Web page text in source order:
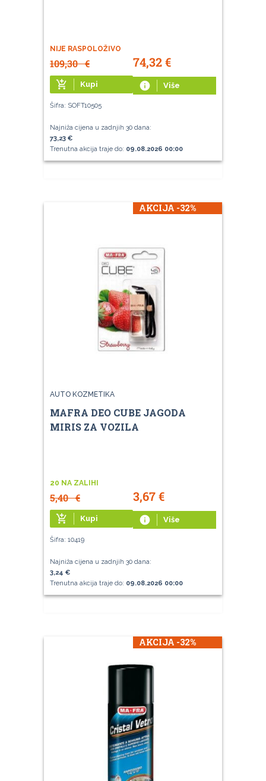
NIJE RASPOLOŽIVO
109,30€ 74,32€
add_shopping_cart Kupi info Više
Šifra: SOFT10505
Najniža cijena u zadnjih 30 dana:
73,23 €
Trenutna akcija traje do: 09.08.2026 00:00
AKCIJA -32%
AUTO KOZMETIKA
MAFRA DEO CUBE JAGODA
MIRIS ZA VOZILA
20 NA ZALIHI
5,40€ 3,67€
add_shopping_cart Kupi info Više
Šifra: 10419
Najniža cijena u zadnjih 30 dana:
3,24 €
Trenutna akcija traje do: 09.08.2026 00:00
AKCIJA -32%